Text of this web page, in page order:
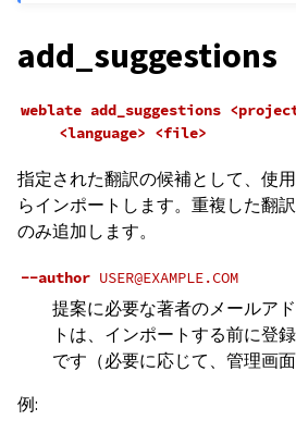
add_suggestions
weblate add_suggestions
<language> <file>
指定された翻訳の候補として、使
らインポートします。重複した翻
のみ追加します。
--author USER@EXAMPLE.COM
提案に必要な著者のメールア
トは、インポートする前に登
です（必要に応じて、管理画
例: